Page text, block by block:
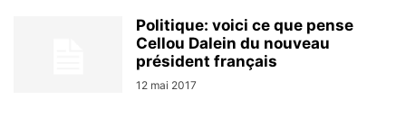
Politique: voici ce que pense
Cellou Dalein du nouveau
président français
12 mai 2017